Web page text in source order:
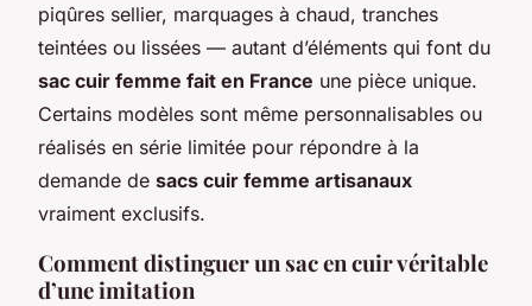
piqûres sellier, marquages à chaud, tranches
teintées ou lissées — autant d’éléments qui font du
sac cuir femme fait en France une pièce unique.
Certains modèles sont même personnalisables ou
réalisés en série limitée pour répondre à la
demande de sacs cuir femme artisanaux
vraiment exclusifs.
Comment distinguer un sac en cuir véritable
d’une imitation